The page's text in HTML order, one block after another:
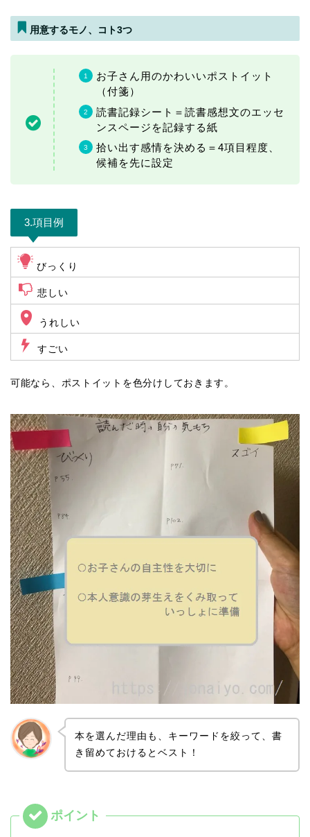
用意するモノ、コト3つ
お子さん用のかわいいポストイット
（付箋）
読書記録シート＝読書感想文のエッセ
ンスページを記録する紙
拾い出す感情を決める＝4項目程度、
候補を先に設定
3.項目例
びっくり
悲しい
うれしい
すごい
可能なら、ポストイットを色分けしておきます。
本を選んだ理由も、キーワードを絞って、書
き留めておけるとベスト！